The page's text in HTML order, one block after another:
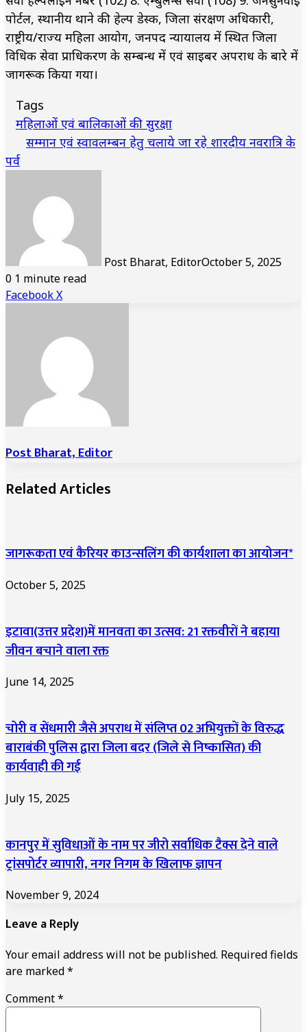
पोर्टल, स्थानीय थाने की हेल्प डेस्क, जिला संरक्षण अधिकारी,
राष्ट्रीय/राज्य महिला आयोग, जनपद न्यायालय में स्थित जिला
विधिक सेवा प्राधिकरण के सम्बन्ध में एवं साइबर अपराध के बारे में
जागरूक किया गया।
Tags
महिलाओं एवं बालिकाओं की सुरक्षा
सम्मान एवं स्वावलम्बन हेतु चलाये जा रहे शारदीय नवरात्रि के
पर्व
Post Bharat, EditorOctober 5, 2025
0 1 minute read
FacebookXLinkedIn
Tumblr
Pinterest
Reddit
VKontakte
Share
Print
Post Bharat, Editor
Related Articles
जागरूकता एवं कैरियर काउन्सलिंग की कार्यशाला का आयोजन*
October 5, 2025
इटावा(उत्तर प्रदेश)में मानवता का उत्सव: 21 रक्तवीरों ने बहाया
जीवन बचाने वाला रक्त
June 14, 2025
चोरी व सेंधमारी जैसे अपराध में संलिप्त 02 अभियुक्तों के विरुद्ध
बाराबंकी पुलिस द्वारा जिला बदर (जिले से निष्कासित) की
कार्यवाही की गई
July 15, 2025
कानपुर में सुविधाओं के नाम पर जीरो सर्वाधिक टैक्स देने वाले
ट्रांसपोर्टर व्यापारी, नगर निगम के खिलाफ ज्ञापन
November 9, 2024
Leave a Reply
Your email address will not be published. Required fields
are marked*
Comment*